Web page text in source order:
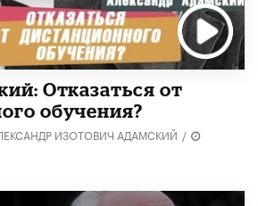
Отказаться от
обучения?
ИЗОТОВИЧ АДАМСКИЙ /